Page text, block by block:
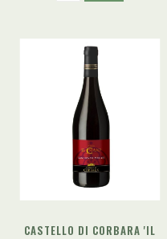
CASTELLO DI CORBARA 'IL